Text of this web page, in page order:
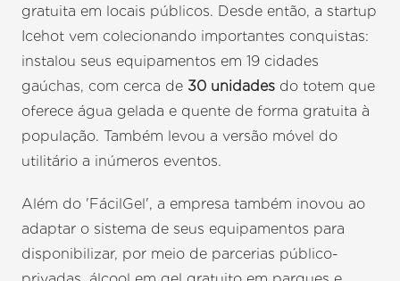
gratuita em locais públicos. Desde então, a startup
Icehot vem colecionando importantes conquistas:
instalou seus equipamentos em 19 cidades
gaúchas, com cerca de 30 unidades do totem que
oferece água gelada e quente de forma gratuita à
população. Também levou a versão móvel do
utilitário a inúmeros eventos.
Além do 'FácilGel', a empresa também inovou ao
adaptar o sistema de seus equipamentos para
disponibilizar, por meio de parcerias público-